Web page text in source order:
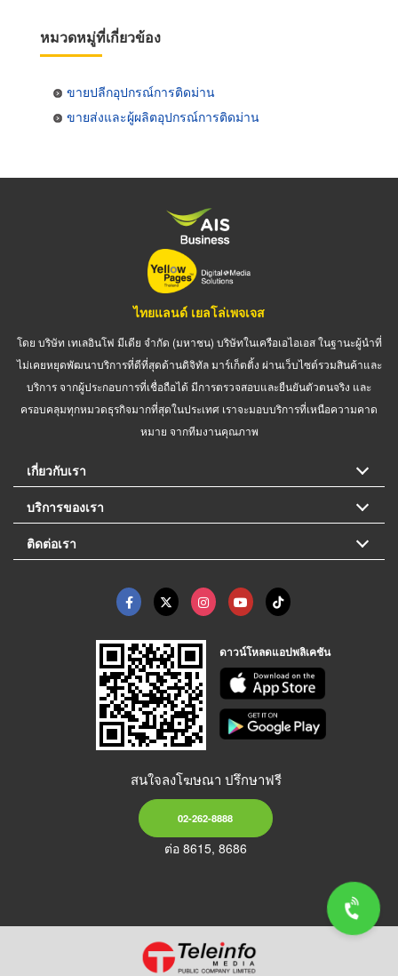
หมวดหมู่ที่เกี่ยวข้อง
ขายปลีกอุปกรณ์การติดม่าน
ขายส่งและผู้ผลิตอุปกรณ์การติดม่าน
ไทยแลนด์ เยลโล่เพจเจส
โดย บริษัท เทเลอินโฟ มีเดีย จำกัด (มหาชน) บริษัทในเครือเอไอเอส ในฐานะผู้นำที่
ไม่เคยหยุดพัฒนาบริการที่ดีที่สุดด้านดิจิทัล มาร์เก็ตติ้ง ผ่านเว็บไซต์รวมสินค้าและ
บริการ จากผู้ประกอบการที่เชื่อถือได้ มีการตรวจสอบและยืนยันตัวตนจริง และ
ครอบคลุมทุกหมวดธุรกิจมากที่สุดในประเทศ เราจะมอบบริการที่เหนือความคาด
หมาย จากทีมงานคุณภาพ
เกี่ยวกับเรา
บริการของเรา
ติดต่อเรา
ดาวน์โหลดแอปพลิเคชัน
สนใจลงโฆษณา ปรึกษาฟรี
02-262-8888
ต่อ 8615, 8686